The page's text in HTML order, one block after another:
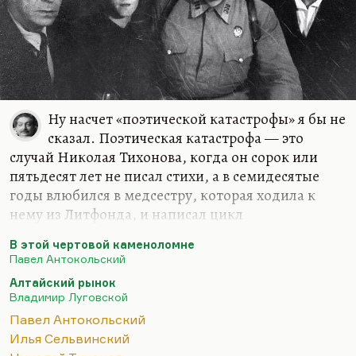
Ну насчет «поэтической катастрофы» я бы не
сказал. Поэтическая катастрофа — это
случай Николая Тихонова, когда он сорок или
пятьдесят лет не писал стихи, а в семидесятые
годы влюбился в медсестру, которая ходила к
нему из Литфонда, и написал цикл
«вся планета танцует танец живота»
Переделкино, умиленно писал:
Две книги — «Брага» и «Орда»
Сначала пишутся как будто.
В этой чертовой каменоломне
Павел Антокольский
Алтайский рынок
Владимир Луговской
Павел Антокольский
Илья Сельвинский